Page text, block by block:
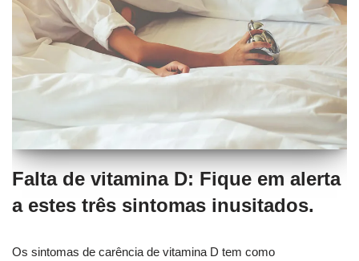
Falta de vitamina D: Fique em alerta
a estes três sintomas inusitados.
Os sintomas de carência de vitamina D tem como